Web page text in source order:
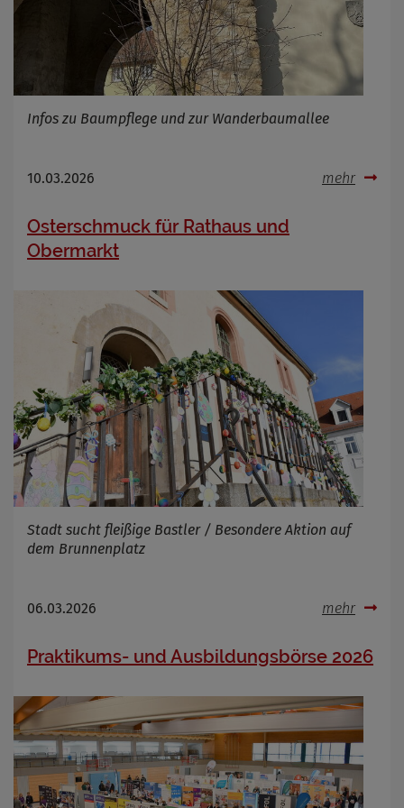
Infos zu Baumpflege und zur Wanderbaumallee
10.03.2026 mehr
Osterschmuck für Rathaus und
Obermarkt
Stadt sucht fleißige Bastler / Besondere Aktion auf
dem Brunnenplatz
06.03.2026 mehr
Praktikums- und Ausbildungsbörse 2026
Cookies die bei der Verwendung von
OpenWeatherAPI gesetzt werden
Cookie Name